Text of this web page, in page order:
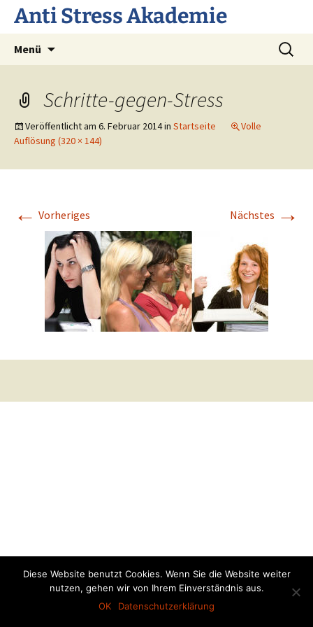
Anti Stress Akademie
Menü
Suchen
nach:
Schritte-gegen-Stress
Veröffentlicht am 6. Februar 2014in Startseite
Volle
Auflösung (320 × 144)
← Vorheriges Nächstes →
Diese Website benutzt Cookies. Wenn Sie die Website weiter
nutzen, gehen wir von Ihrem Einverständnis aus.
OK
Datenschutzerklärung